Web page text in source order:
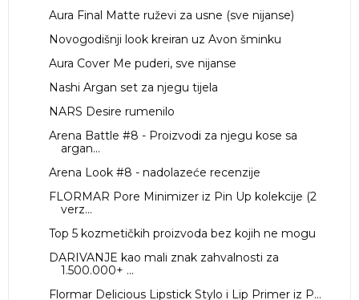
Aura Final Matte ruževi za usne (sve nijanse)
Novogodišnji look kreiran uz Avon šminku
Aura Cover Me puderi, sve nijanse
Nashi Argan set za njegu tijela
NARS Desire rumenilo
Arena Battle #8 - Proizvodi za njegu kose sa
argan...
Arena Look #8 - nadolazeće recenzije
FLORMAR Pore Minimizer iz Pin Up kolekcije (2
verz...
Top 5 kozmetičkih proizvoda bez kojih ne mogu
DARIVANJE kao mali znak zahvalnosti za
1.500.000+ ...
Flormar Delicious Lipstick Stylo i Lip Primer iz P...